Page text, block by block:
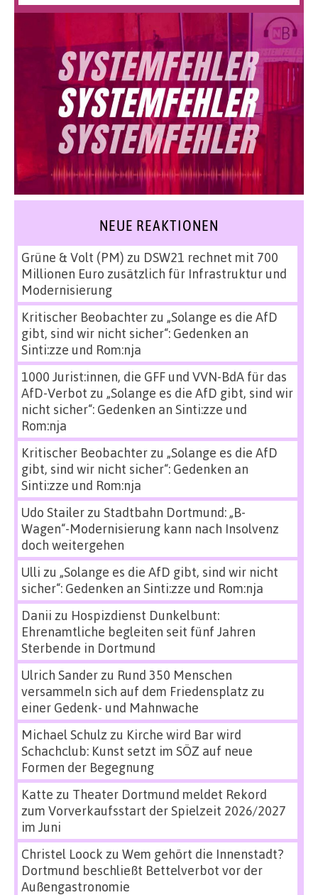
NEUE REAKTIONEN
Grüne & Volt (PM) zu DSW21 rechnet mit 700
Millionen Euro zusätzlich für Infrastruktur und
Modernisierung
Kritischer Beobachterzu „Solange es die AfD
gibt, sind wir nicht sicher“: Gedenken an
Sinti:zze und Rom:nja
1000 Jurist:innen, die GFF und VVN-BdA für das
AfD-Verbot zu „Solange es die AfD gibt, sind wir
nicht sicher“: Gedenken an Sinti:zze und
Rom:nja
Kritischer Beobachterzu „Solange es die AfD
gibt, sind wir nicht sicher“: Gedenken an
Sinti:zze und Rom:nja
Udo Stailerzu Stadtbahn Dortmund: „B-
Wagen“-Modernisierung kann nach Insolvenz
doch weitergehen
Ulli zu „Solange es die AfD gibt, sind wir nicht
sicher“: Gedenken an Sinti:zze und Rom:nja
Danii zu Hospizdienst Dunkelbunt:
Ehrenamtliche begleiten seit fünf Jahren
Sterbende in Dortmund
Ulrich Sanderzu Rund 350 Menschen
versammeln sich auf dem Friedensplatz zu
einer Gedenk- und Mahnwache
Michael Schulz zu Kirche wird Bar wird
Schachclub: Kunst setzt im SÖZ auf neue
Formen der Begegnung
Katte zu Theater Dortmund meldet Rekord
zum Vorverkaufsstart der Spielzeit 2026/2027
im Juni
Christel Loock zu Wem gehört die Innenstadt?
Dortmund beschließt Bettelverbot vor der
Außengastronomie